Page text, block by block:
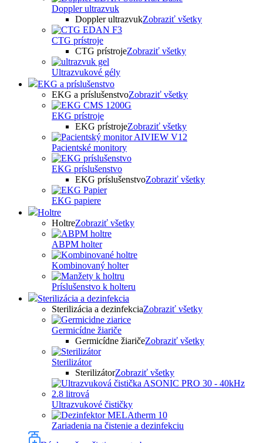
Doppler ultrazvuk
Doppler ultrazvukZobraziť všetky
CTG prístroje
CTG prístrojeZobraziť všetky
Ultrazvukové gély
EKG a príslušenstvo
EKG a príslušenstvoZobraziť všetky
EKG prístroje
EKG prístrojeZobraziť všetky
Pacientské monitory
EKG príslušenstvo
EKG príslušenstvoZobraziť všetky
EKG papiere
Holtre
HoltreZobraziť všetky
ABPM holter
Kombinovaný holter
Príslušenstvo k holteru
Sterilizácia a dezinfekcia
Sterilizácia a dezinfekciaZobraziť všetky
Germicídne žiariče
Germicídne žiaričeZobraziť všetky
Sterilizátor
SterilizátorZobraziť všetky
Ultrazvukové čističky
Zariadenia na čistenie a dezinfekciu